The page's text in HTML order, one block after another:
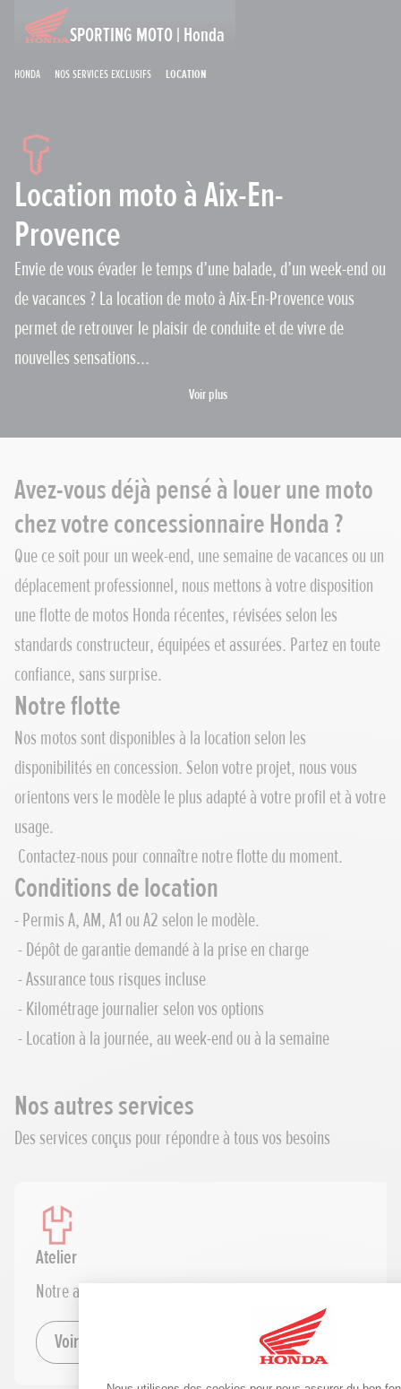
SPORTING MOTO | Honda
Honda Nos services exclusifs Location
Location moto à Aix-En-
Provence
Envie de vous évader le temps d’une balade, d’un week-end ou
de vacances ? La location de moto à Aix-En-Provence vous
permet de retrouver le plaisir de conduite et de vivre de
nouvelles sensations...
Voir plus
Avez-vous déjà pensé à louer une moto
chez votre concessionnaire Honda ?
Que ce soit pour un week-end, une semaine de vacances ou un
déplacement professionnel, nous mettons à votre disposition
une flotte de motos Honda récentes, révisées selon les
standards constructeur, équipées et assurées. Partez en toute
confiance, sans surprise.
Notre flotte
Nos motos sont disponibles à la location selon les
disponibilités en concession. Selon votre projet, nous vous
orientons vers le modèle le plus adapté à votre profil et à votre
usage.
Contactez-nous pour connaître notre flotte du moment.
Conditions de location
- Permis A, AM, A1 ou A2 selon le modèle.
- Dépôt de garantie demandé à la prise en charge
- Assurance tous risques incluse
- Kilométrage journalier selon vos options
- Location à la journée, au week-end ou à la semaine
Nos autres services
Des services conçus pour répondre à tous vos besoins
Atelier
Notre atelier est équipé pour prendre en charge l'ensemble
Voir le détail